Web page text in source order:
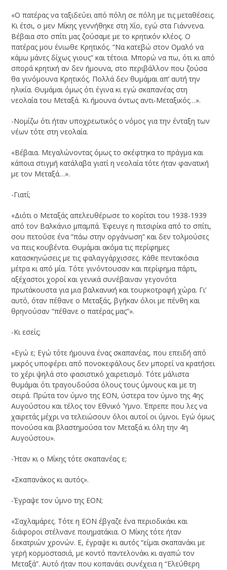
«Ο πατέρας να ταξιδεύει από πόλη σε πόλη με τις μεταθέσεις.
Κι έτσι, ο μεν Μίκης γεννήθηκε στη Χίο, εγώ στα Γιάννενα.
Βέβαια στο σπίτι μας ζούσαμε με το κρητικόν κλέος. Ο
πατέρας μου ένιωθε Κρητικός. “Να κατεβώ στον Ομαλό να
κάμω μάνες δίχως γιους” και τέτοια. Μπορώ να πω, ότι κι από
σπορά κρητική αν δεν ήμουνα, στο περιβάλλον που ζούσα
θα γινόμουνα Κρητικός. Πολλά δεν θυμάμαι απ’ αυτή την
ηλικία. Θυμάμαι όμως ότι έγινα κι εγώ σκαπανέας στη
νεολαία του Μεταξά. Κι ήμουνα όντως αντι-Μεταξικός…».
-Νομίζω ότι ήταν υποχρεωτικός ο νόμος για την ένταξη των
νέων τότε στη νεολαία.
«Βέβαια. Μεγαλώνοντας όμως το σκέφτηκα το πράγμα και
κάποια στιγμή κατάλαβα γιατί η νεολαία τότε ήταν φανατική
με τον Μεταξά…».
-Γιατί;
«Διότι ο Μεταξάς απελευθέρωσε το κορίτσι του 1938-1939
από τον Βαλκάνιο μπαμπά. Έφευγε η πιτσιρίκα από το σπίτι,
σου πετούσε ένα “πάω στην οργάνωση” και δεν τολμούσες
να πεις κουβέντα. Θυμάμαι ακόμα τις περίφημες
κατασκηνώσεις με τις φαλαγγάρχισσες. Κάθε πεντακόσια
μέτρα κι από μία. Τότε γινόντουσαν και περίφημα πάρτι,
αξέχαστοι χοροί και γενικά συνέβαιναν γεγονότα
πρωτάκουστα για μια βαλκανική και τουρκοτραφή χώρα. Γι’
αυτό, όταν πέθανε ο Μεταξάς, βγήκαν όλοι με πένθη και
θρηνούσαν “πέθανε ο πατέρας μας”».
-Κι εσείς;
«Εγώ ε; Εγώ τότε ήμουνα ένας σκαπανέας, που επειδή από
μικρός υποφέρει από πονοκεφάλους δεν μπορεί να κρατήσει
το χέρι ψηλά στο φασιστικό χαιρετισμό. Τότε μάλιστα
θυμάμαι ότι τραγουδούσα όλους τους ύμνους και με τη
σειρά. Πρώτα τον ύμνο της ΕΟΝ, ύστερα τον ύμνο της 4ης
Αυγούστου και τέλος τον Εθνικό Ύμνο. Έπρεπε που λες να
χαιρετάς μέχρι να τελειώσουν όλοι αυτοί οι ύμνοι. Εγώ όμως
πονούσα και βλαστημούσα τον Μεταξά κι όλη την 4η
Αυγούστου».
-Ήταν κι ο Μίκης τότε σκαπανέας ε;
«Σκαπανάκος κι αυτός».
-Έγραψε τον ύμνο της ΕΟΝ;
«Σαχλαμάρες. Τότε η ΕΟΝ έβγαζε ένα περιοδικάκι και
διάφοροι στέλνανε ποιηματάκια. Ο Μίκης τότε ήταν
δεκατριών χρονών. Ε, έγραψε κι αυτός “είμαι σκαπανάκι με
γερή κορμοστασιά, με κοντό παντελονάκι κι αγαπώ τον
Μεταξά”. Αυτό ήταν που κοπανάει συνέχεια η “Ελεύθερη